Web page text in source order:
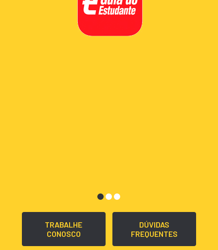
TRABALHE
CONOSCO
DÚVIDAS
FREQUENTES